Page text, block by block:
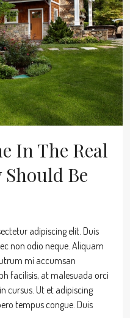
In The Real
Be
adipiscing elit. Duis
non odio neque. Aliquam
mi accumsan
facilisis, at malesuada orci
cursus. Ut et adipiscing
tempus congue. Duis